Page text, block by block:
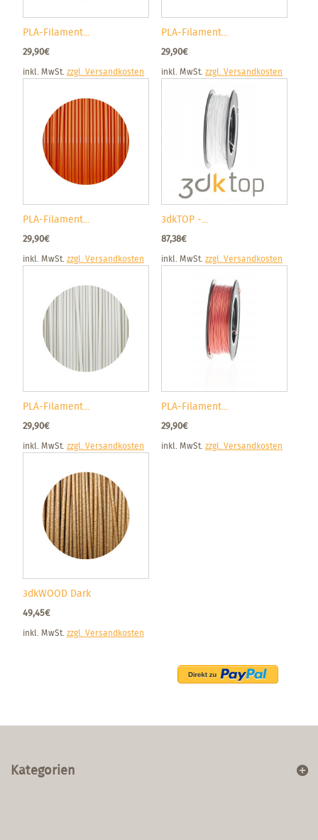
PLA-Filament...
29,90€
inkl. MwSt. zzgl. Versandkosten
PLA-Filament...
29,90€
inkl. MwSt. zzgl. Versandkosten
PLA-Filament...
29,90€
inkl. MwSt. zzgl. Versandkosten
3dkTOP -...
87,38€
inkl. MwSt. zzgl. Versandkosten
PLA-Filament...
29,90€
inkl. MwSt. zzgl. Versandkosten
PLA-Filament...
29,90€
inkl. MwSt. zzgl. Versandkosten
3dkWOOD Dark
49,45€
inkl. MwSt. zzgl. Versandkosten
Kategorien